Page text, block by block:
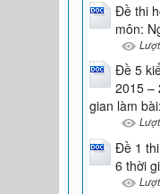
Đề thi
môn:
Đề 5
2015 –
gian làm
Đề 1
6 thời